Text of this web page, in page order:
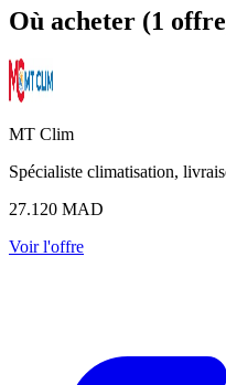
Où acheter (1
MT Clim
Spécialiste climatisation,
27.120 MAD
Voir l'offre